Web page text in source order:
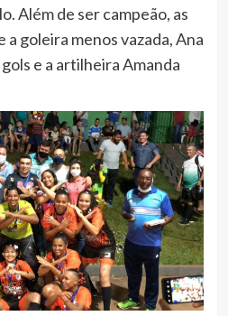
Além de ser campeão, as
goleira menos vazada, Ana
e a artilheira Amanda